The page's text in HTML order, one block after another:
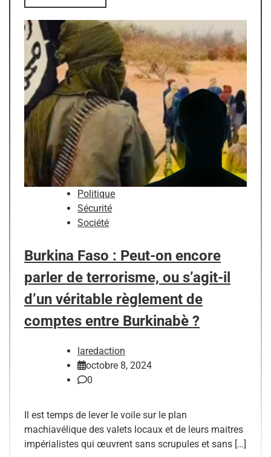
Politique
Sécurité
Société
Burkina Faso : Peut-on encore
parler de terrorisme, ou s’agit-il
d’un véritable règlement de
comptes entre Burkinabè ?
laredaction
octobre 8, 2024
0
Il est temps de lever le voile sur le plan
machiavélique des valets locaux et de leurs maitres
impérialistes qui œuvrent sans scrupules et sans […]